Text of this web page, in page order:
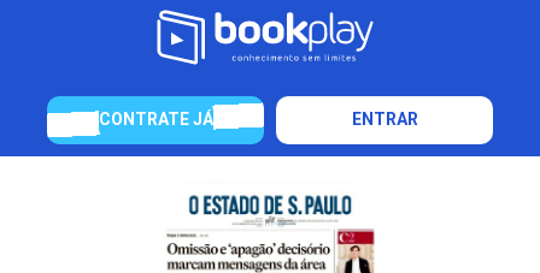
CONTRATE JÁ ENTRAR